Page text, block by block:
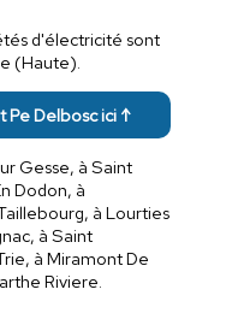
d'électricité sont
(Haute).
Pe Delbosc ici ↑
Gesse, à Saint
Dodon, à
à Lourties
à Saint
à Miramont De
Riviere.